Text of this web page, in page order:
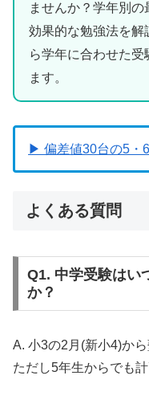
ませんか？学年別
効果的な勉強法を解
ら学年に合わせた
ます。
▶ 偏差値30台の5・
よくある質問
Q1. 中学受験はい
か？
A. 小3の2月(新小4)か
ただし5年生からでも